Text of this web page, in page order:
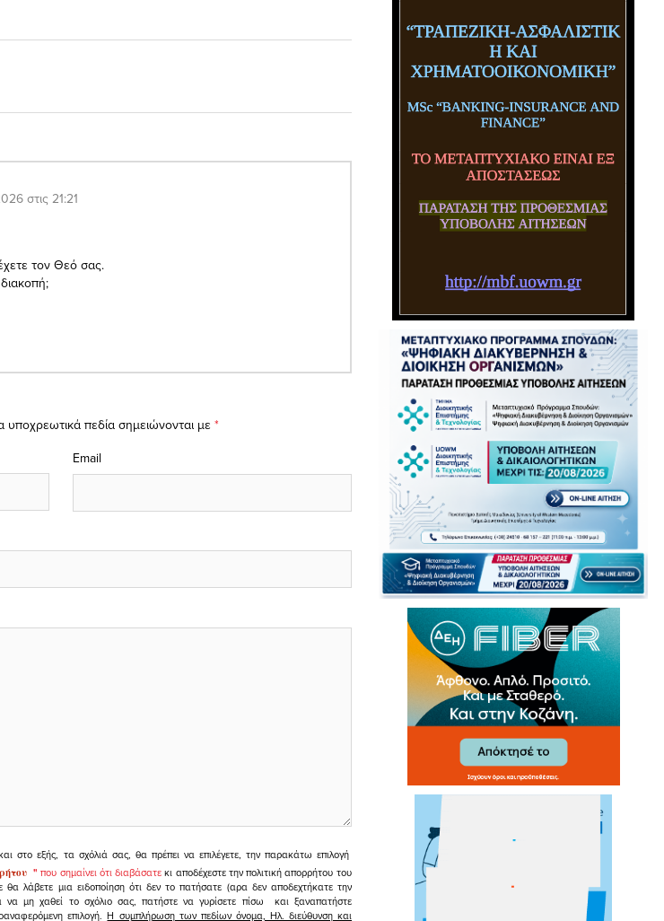
στις 21:21
τον Θεό σας.
υποχρεωτικά πεδία σημειώνονται με *
Email
στο εξής, τα σχόλιά σας, θα πρέπει να επιλέγετε, την παρακάτω επιλογή
" που σημαίνει ότι διαβάσατεκι αποδέχεστε την πολιτική απορρήτου του
λάβετε μια ειδοποίηση ότι δεν το πατήσατε (αρα δεν αποδεχτήκατε την
να μη χαθεί το σχόλιο σας, πατήστε να γυρίσετε πίσω και ξαναπατήστε
επιλογή.Η συμπλήρωση των πεδίων όνομα, Ηλ. διεύθυνση και